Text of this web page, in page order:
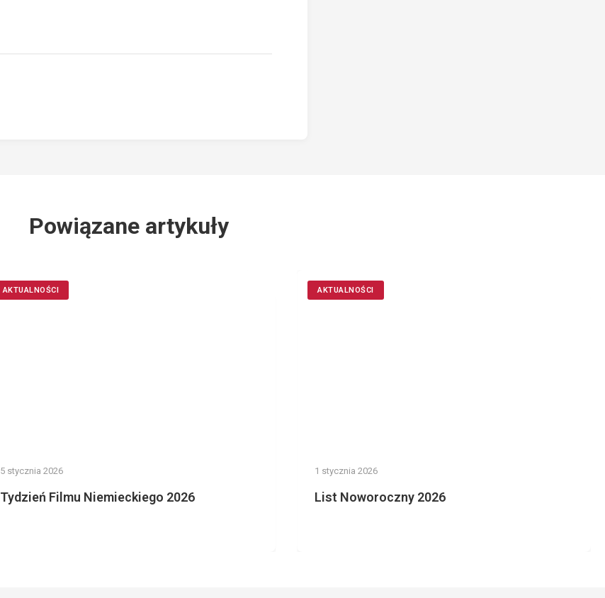
Powiązane artykuły
AKTUALNOŚCI
5 stycznia 2026
Tydzień Filmu Niemieckiego 2026
AKTUALNOŚCI
1 stycznia 2026
List Noworoczny 2026